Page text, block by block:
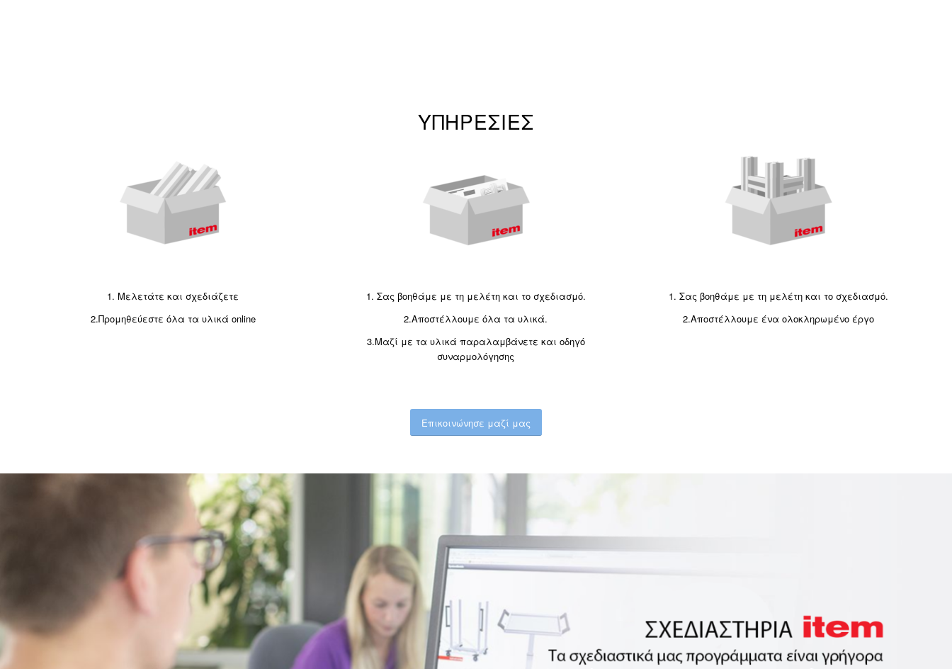
ΥΠΗΡΕΣΊΕΣ
1. Μελετάτε και σχεδιάζετε
2.Προμηθεύεστε όλα τα υλικά online
1. Σας βοηθάμε με τη μελέτη και το σχεδιασμό.
2.Αποστέλλουμε όλα τα υλικά.
3.Μαζί με τα υλικά παραλαμβάνετε και οδηγό
συναρμολόγησης
1. Σας βοηθάμε με τη μελέτη και το σχεδιασμό.
2.Αποστέλλουμε ένα ολοκληρωμένο έργο
Επικοινώνησε μαζί μας